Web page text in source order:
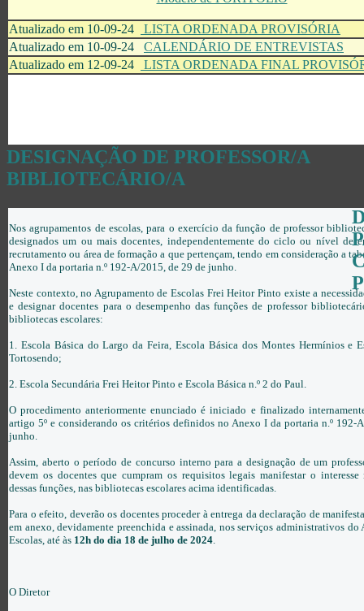
Atualizado em 10-09-24
LISTA ORDENADA PROVISÓRIA
Atualizado em 10-09-24 CALENDÁRIO DE ENTREVISTAS
Atualizado em 12-09-24
LISTA ORDENADA FINAL
DESIGNAÇÃO DE PROFESSOR/A
BIBLIOTECÁRIO/A
Nos agrupamentos de escolas, para o exercício da função de professor
designados um ou mais docentes, independentemente do ciclo ou nível de
recrutamento ou área de formação a que pertençam, tendo em consideração a
Anexo I da portaria n.º 192-A/2015, de 29 de junho.
Neste contexto, no Agrupamento de Escolas Frei Heitor Pinto existe a
e designar docentes para o desempenho das funções de professor
bibliotecas escolares:
1. Escola Básica do Largo da Feira, Escola Básica dos Montes Hermínios e
Tortosendo;
2. Escola Secundária Frei Heitor Pinto e Escola Básica n.º 2 do Paul.
O procedimento anteriormente enunciado é iniciado e finalizado
artigo 5º e considerando os critérios definidos no Anexo I da portaria n.º 192-
junho.
Assim, aberto o período de concurso interno para a designação de um
devem os docentes que cumpram os requisitos legais manifestar o interesse
dessas funções, nas bibliotecas escolares acima identificadas.
Para o efeito, deverão os docentes proceder à entrega da declaração de
em anexo, devidamente preenchida e assinada, nos serviços administrativos do
Escolas, até às 12h do dia 18 de julho de 2024.
O Diretor